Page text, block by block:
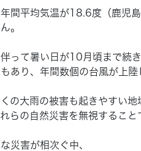
間平均気温が18.6度（鹿児
。
って暑い日が10月頃まで続き
あり、年間数個の台風が上陸
の大雨の被害も起きやすい地
らの自然災害を無視すること
災害が相次ぐ中、